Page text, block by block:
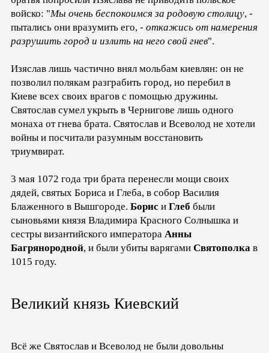
войско: "Мы очень беспокоимся за родовую столицу, -
пытались они вразумить его, - откажись от намерения
разрушить город и излить на него свой гнев".
Изяслав лишь частично внял мольбам киевлян: он не
позволил полякам разграбить город, но перебил в
Киеве всех своих врагов с помощью дружины.
Святослав сумел укрыть в Чернигове лишь одного
монаха от гнева брата. Святослав и Всеволод не хотели
войны и посчитали разумным восстановить
триумвират.
3 мая 1072 года три брата перенесли мощи своих
дядей, святых Бориса и Глеба, в собор Василия
Блаженного в Вышгороде. Борис и Глеб были
сыновьями князя Владимира Красного Солнышка и
сестры византийского императора Анны
Багрянородной, и были убиты варягами Святополка в
1015 году.
Великий князь Киевский
Всё же Святослав и Всеволод не были довольны